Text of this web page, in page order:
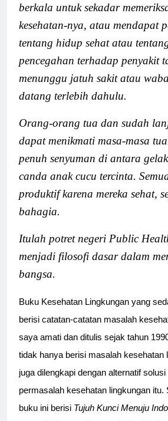
berkala untuk sekadar
kesehatan-nya, atau mendapat
tentang hidup sehat atau
pencegahan terhadap penyakit
menunggu jatuh sakit atau
datang terlebih dahulu.
Orang-orang tua dan sudah
dapat menikmati masa-masa
penuh senyuman di antara
canda anak cucu tercinta.
produktif karena mereka sehat,
bahagia.
Itulah potret negeri Public
menjadi filosofi dasar dalam
bangsa.
Buku Kesehatan Lingkungan yang
berisi catatan-catatan masalah
saya amati dan ditulis sejak tahun
tidak hanya berisi masalah kesehatan
juga dilengkapi dengan alternatif
permasalah kesehatan lingkungan itu.
buku ini berisi Tujuh Kunci Menuju